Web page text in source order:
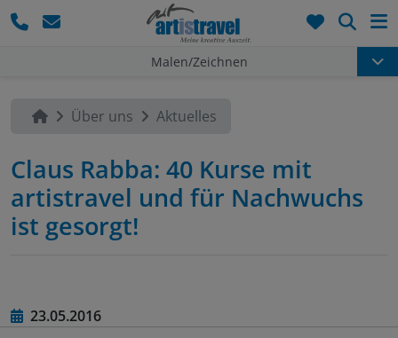
Malen/Zeichnen
Über uns Aktuelles
Claus Rabba: 40 Kurse mit
artistravel und für Nachwuchs
ist gesorgt!
23.05.2016